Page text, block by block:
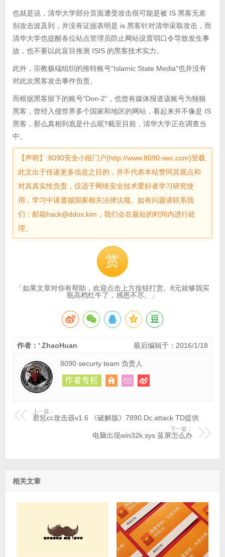
也就是说，清华大学部分页面遭受攻击很可能是被 IS 黑客无差
别攻击波及到，并没有证据表明是 is 黑客针对清华采取攻击，而
清华大学也提醒各位站点管理员防止网站设置弱口令导致发生事
故，也不要以此盲目推测 ISIS 的黑客技术实力。
此外，宗教极端组织的推特账号“Islamic State Media”也并没有
对此次黑客攻击事件负责。
而根据黑客留下的账号“Don-2”，也曾有媒体报道该账号为独狼
黑客，曾经入侵世界多个国家和地区的网站，看起来并不像是 IS
黑客，那么真相到底是什么呢?截至目前，清华大学正在调查当
中。
【声明】:8090安全小组门户(http://www.8090-sec.com)登载
此文出于传递更多信息之目的，并不代表本站赞同其观点和
对其真实性负责，仅适于网络安全技术爱好者学习研究使
用，学习中请遵循国家相关法律法规。如有问题请联系我
们：邮箱hack@ddos.kim，我们会在最短的时间内进行处
理。
赏
「如果文章对你有帮助，欢迎点击上方按钮打赏。8元就够我买
瓶高档红牛了，感恩不尽。」
最后编辑于：2016/1/18
作者：' ZhaoHuan
8090 securty team 负责人
上一篇：
君惩cc攻击器v1.6 《破解版》7890.Dc.attack TD提供
下一篇：
电脑出现win32k.sys 蓝屏怎么办
相关文章